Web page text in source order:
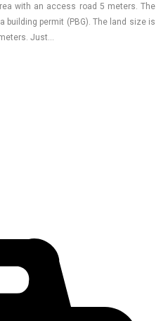
with an access road 5 meters. The
building permit (PBG). The land size is
Just…